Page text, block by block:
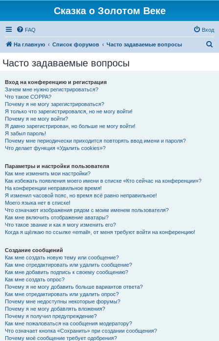
Сказка о Золотом Веке
FAQ Вход
На главную Список форумов Часто задаваемые вопросы
Часто задаваемые вопросы
Вход на конференцию и регистрация
Зачем мне нужно регистрироваться?
Что такое COPPA?
Почему я не могу зарегистрироваться?
Я только что зарегистрировался, но не могу войти!
Почему я не могу войти?
Я давно зарегистрирован, но больше не могу войти!
Я забыл пароль!
Почему мне периодически приходится повторять ввод имени и пароля?
Что делает функция «Удалить cookies»?
Параметры и настройки пользователя
Как мне изменить мои настройки?
Как избежать появления моего имени в списке «Кто сейчас на конференции»?
На конференции неправильное время!
Я изменил часовой пояс, но время всё равно неправильное!
Моего языка нет в списке!
Что означают изображения рядом с моим именем пользователя?
Как мне включить отображение аватары?
Что такое звание и как я могу изменить его?
Когда я щёлкаю по ссылке «email», от меня требуют войти на конференцию!
Создание сообщений
Как мне создать новую тему или сообщение?
Как мне отредактировать или удалить сообщение?
Как мне добавить подпись к своему сообщению?
Как мне создать опрос?
Почему я не могу добавить больше вариантов ответа?
Как мне отредактировать или удалить опрос?
Почему мне недоступны некоторые форумы?
Почему я не могу добавлять вложения?
Почему я получил предупреждение?
Как мне пожаловаться на сообщения модератору?
Что означает кнопка «Сохранить» при создании сообщения?
Почему моё сообщение требует одобрения?